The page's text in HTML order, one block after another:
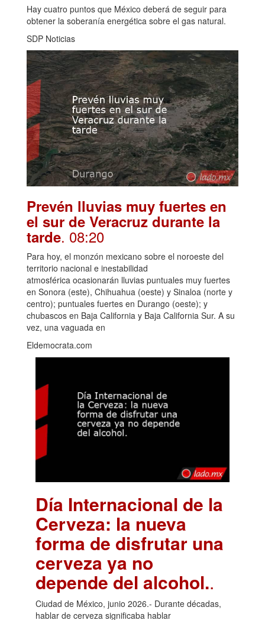
Hay cuatro puntos que México deberá de seguir para
obtener la soberanía energética sobre el gas natural.
SDP Noticias
Prevén lluvias muy fuertes en
el sur de Veracruz durante la
tarde. 08:20
Para hoy, el monzón mexicano sobre el noroeste del
territorio nacional e inestabilidad
atmosférica ocasionarán lluvias puntuales muy fuertes
en Sonora (este), Chihuahua (oeste) y Sinaloa (norte y
centro); puntuales fuertes en Durango (oeste); y
chubascos en Baja California y Baja California Sur. A su
vez, una vaguada en
Eldemocrata.com
Día Internacional de la
Cerveza: la nueva
forma de disfrutar una
cerveza ya no
depende del alcohol..
Ciudad de México, junio 2026.- Durante décadas,
hablar de cerveza significaba hablar